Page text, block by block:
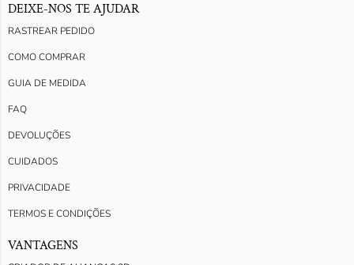
DEIXE-NOS TE AJUDAR
RASTREAR PEDIDO
COMO COMPRAR
GUIA DE MEDIDA
FAQ
DEVOLUÇÕES
CUIDADOS
PRIVACIDADE
TERMOS E CONDIÇÕES
VANTAGENS